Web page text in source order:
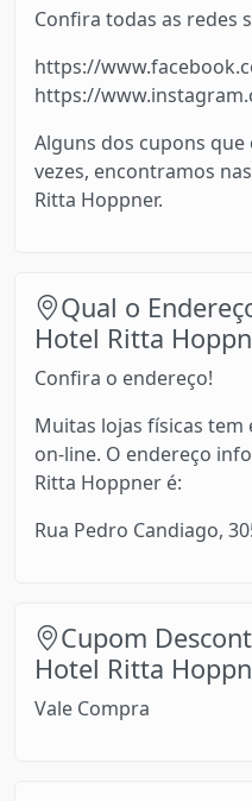
Confira todas as redes
https://
https://
Alguns dos cupons
vezes, encontramos
Ritta Hoppner.
Qual o
Hotel Ritta
Confira o endereço!
Muitas lojas físicas
on-line. O endereço
Ritta Hoppner é:
Rua Pedro Candiago,
Cupom
Hotel Ritta
Vale Compra